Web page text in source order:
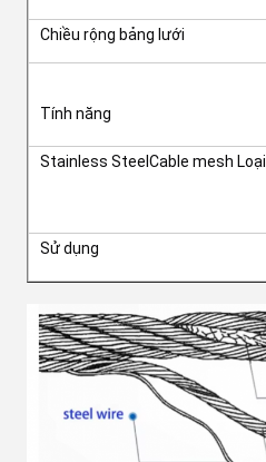
Chiều rộng bảng lưới
Tính năng
Stainless SteelCable mesh Loại
Sử dụng